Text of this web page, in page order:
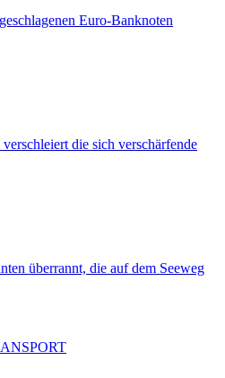
Euro-Banknoten
die sich verschärfende
überrannt, die auf dem Seeweg